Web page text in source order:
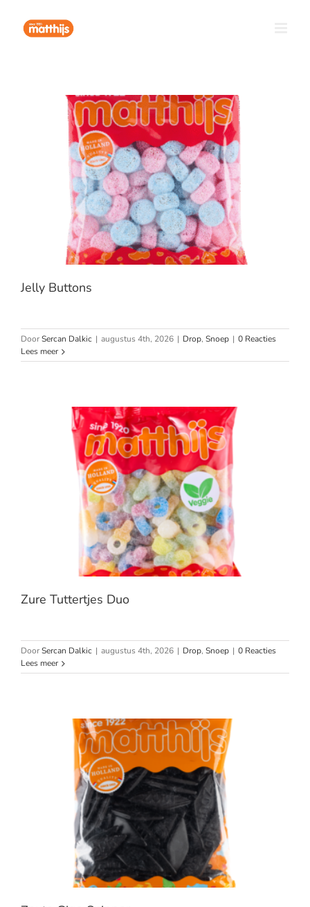
inhoud
Jelly Buttons
DoorSercan Dalkic | augustus 4th, 2026 | Drop, Snoep | 0 Reacties
Lees meer
Zure Tuttertjes Duo
DoorSercan Dalkic | augustus 4th, 2026 | Drop, Snoep | 0 Reacties
Lees meer